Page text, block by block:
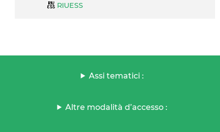
RIUESS
Assi tematici :
Altre modalità d’accesso :